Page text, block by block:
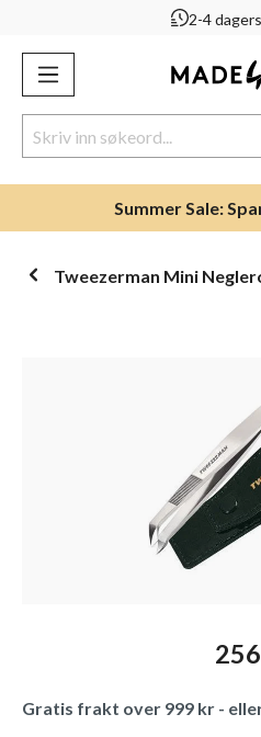
2-4
Summer Sale:
Tweezerman Mini
256
Gratis frakt over 999 kr -